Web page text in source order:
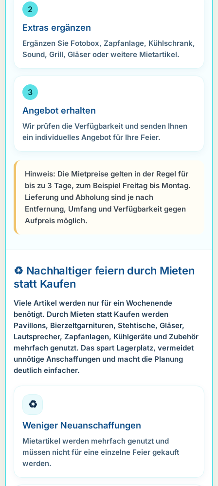
Extras ergänzen
Ergänzen Sie Fotobox, Zapfanlage, Kühlschrank,
Sound, Grill, Gläser oder weitere Mietartikel.
Angebot erhalten
Wir prüfen die Verfügbarkeit und senden Ihnen
ein individuelles Angebot für Ihre Feier.
Hinweis: Die Mietpreise gelten in der Regel für
bis zu 3 Tage, zum Beispiel Freitag bis Montag.
Lieferung und Abholung sind je nach
Entfernung, Umfang und Verfügbarkeit gegen
Aufpreis möglich.
♻️ Nachhaltiger feiern durch Mieten
statt Kaufen
Viele Artikel werden nur für ein Wochenende
benötigt. Durch Mieten statt Kaufen werden
Pavillons, Bierzeltgarnituren, Stehtische, Gläser,
Lautsprecher, Zapfanlagen, Kühlgeräte und Zubehör
mehrfach genutzt. Das spart Lagerplatz, vermeidet
unnötige Anschaffungen und macht die Planung
deutlich einfacher.
♻️
Weniger Neuanschaffungen
Mietartikel werden mehrfach genutzt und
müssen nicht für eine einzelne Feier gekauft
werden.